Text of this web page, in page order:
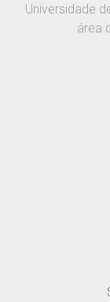
Universidade
área